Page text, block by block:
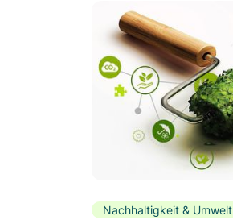
Nachhaltigkeit & Umwelt